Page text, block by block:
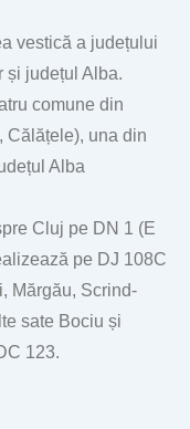
vestică a județului
și județul Alba.
comune din
Călățele), una din
Alba
Cluj pe DN 1 (E
pe DJ 108C
Mărgău, Scrind-
sate Bociu și
123.